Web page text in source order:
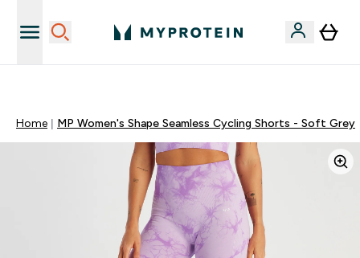
Home MP Women's Shape Seamless Cycling Shorts - Soft Grey